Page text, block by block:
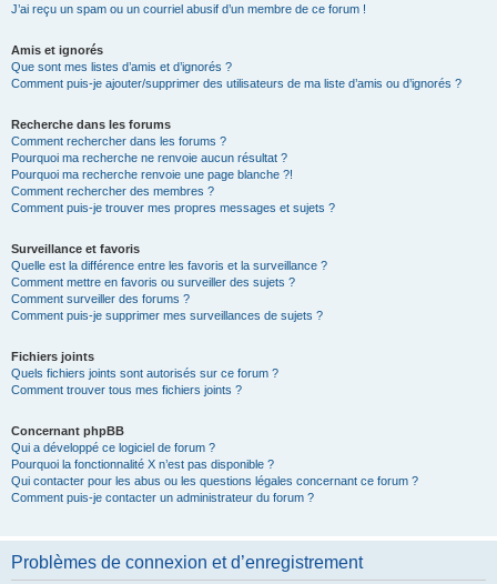
J’ai reçu un spam ou un courriel abusif d’un membre de ce forum !
Amis et ignorés
Que sont mes listes d’amis et d’ignorés ?
Comment puis-je ajouter/supprimer des utilisateurs de ma liste d’amis ou d’ignorés ?
Recherche dans les forums
Comment rechercher dans les forums ?
Pourquoi ma recherche ne renvoie aucun résultat ?
Pourquoi ma recherche renvoie une page blanche ?!
Comment rechercher des membres ?
Comment puis-je trouver mes propres messages et sujets ?
Surveillance et favoris
Quelle est la différence entre les favoris et la surveillance ?
Comment mettre en favoris ou surveiller des sujets ?
Comment surveiller des forums ?
Comment puis-je supprimer mes surveillances de sujets ?
Fichiers joints
Quels fichiers joints sont autorisés sur ce forum ?
Comment trouver tous mes fichiers joints ?
Concernant phpBB
Qui a développé ce logiciel de forum ?
Pourquoi la fonctionnalité X n’est pas disponible ?
Qui contacter pour les abus ou les questions légales concernant ce forum ?
Comment puis-je contacter un administrateur du forum ?
Problèmes de connexion et d’enregistrement